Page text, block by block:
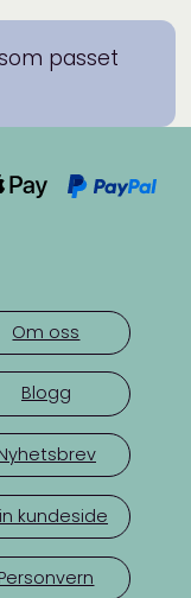
passet
Om oss
Blogg
kundeside
Personvern